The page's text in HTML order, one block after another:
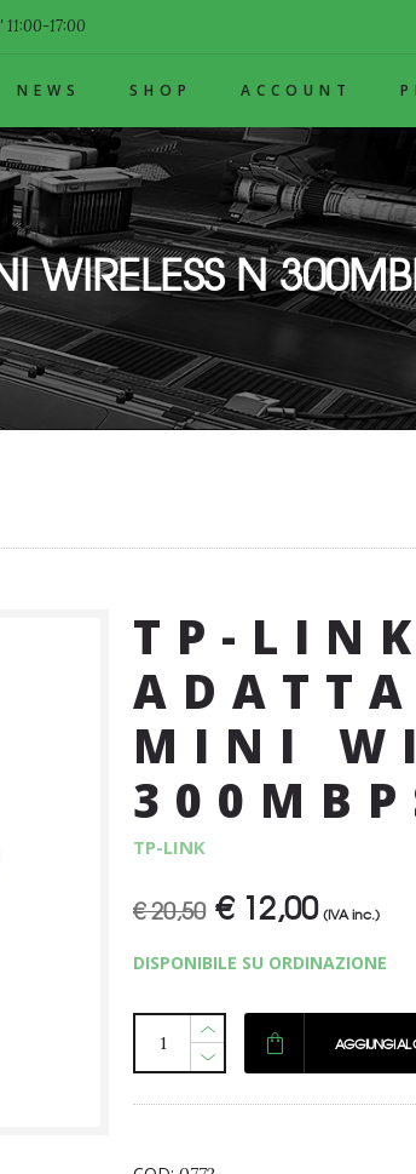
17:00
NEWS SHOP ACCOUNT
WIRELESS N
TP-
MINI
TP-LINK
€20,50 Il
originale
era:
€ 20,50.
€12,00Il
attuale
è:
€ 12,00.
(IVA inc.)
DISPONIBILE SU ORDINAZIONE
AGGIUNGI AL